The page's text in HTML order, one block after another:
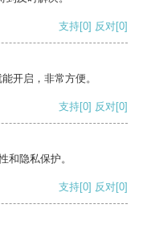
支持[0] 反对[0]
开启，非常方便。
支持[0] 反对[0]
和隐私保护。
支持[0] 反对[0]